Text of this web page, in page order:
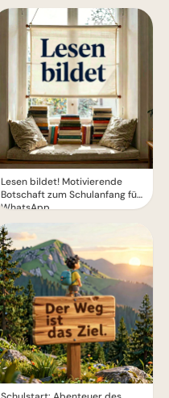
Lesen bildet! Motivierende
Botschaft zum Schulanfang für
WhatsApp